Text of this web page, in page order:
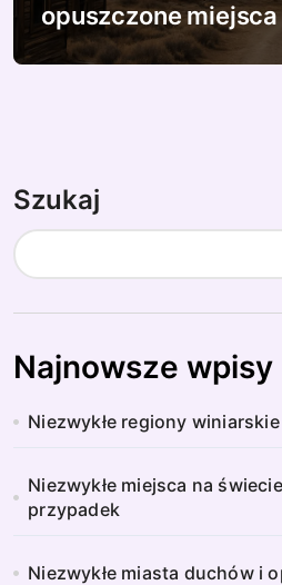
opuszczone miejsca
Szukaj
Najnowsze wpisy
Niezwykłe regiony
Niezwykłe miejsca na
przypadek
Niezwykłe miasta duchów i